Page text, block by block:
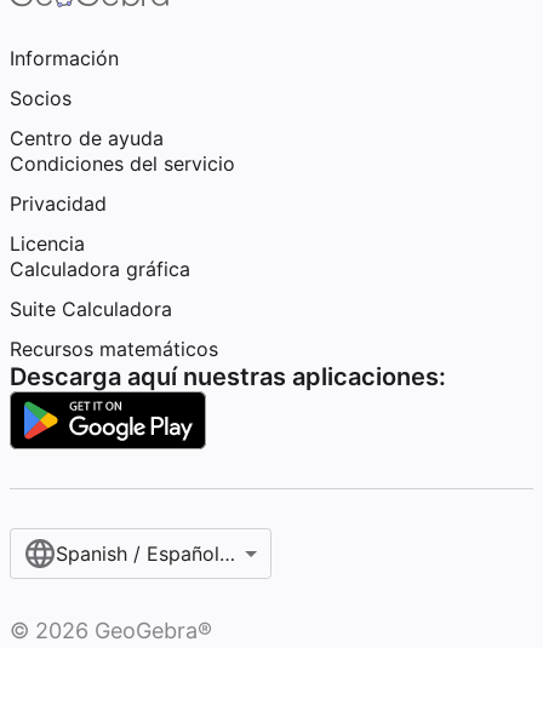
Información
Socios
Centro de ayuda
Condiciones del servicio
Privacidad
Licencia
Calculadora gráfica
Suite Calculadora
Recursos matemáticos
Descarga aquí nuestras aplicaciones:
Spanish / Español (internacional)
© 2026 GeoGebra®